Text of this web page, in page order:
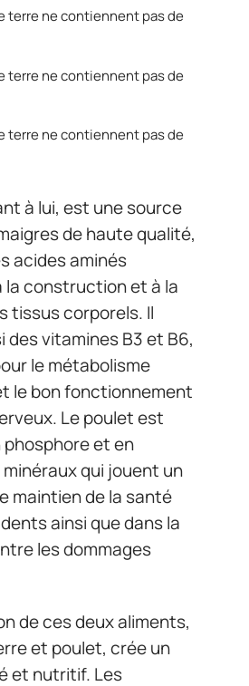
terre ne contiennent pas de
terre ne contiennent pas de
terre ne contiennent pas de
à lui, est une source
de haute qualité,
acides aminés
la construction et à la
tissus corporels. Il
vitamines B3 et B6,
le métabolisme
le bon fonctionnement
Le poulet est
et en
qui jouent un
maintien de la santé
ainsi que dans la
les dommages
de ces deux aliments,
et poulet, crée un
et nutritif. Les